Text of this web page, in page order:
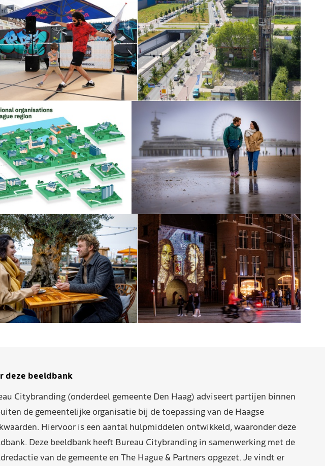
deze beeldbank
Citybranding (onderdeel gemeente Den Haag) adviseert partijen binnen
de gemeentelijke organisatie bij de toepassing van de Haagse
Hiervoor is een aantal hulpmiddelen ontwikkeld, waaronder deze
Deze beeldbank heeft Bureau Citybranding in samenwerking met de
van de gemeente en The Hague & Partners opgezet. Je vindt er